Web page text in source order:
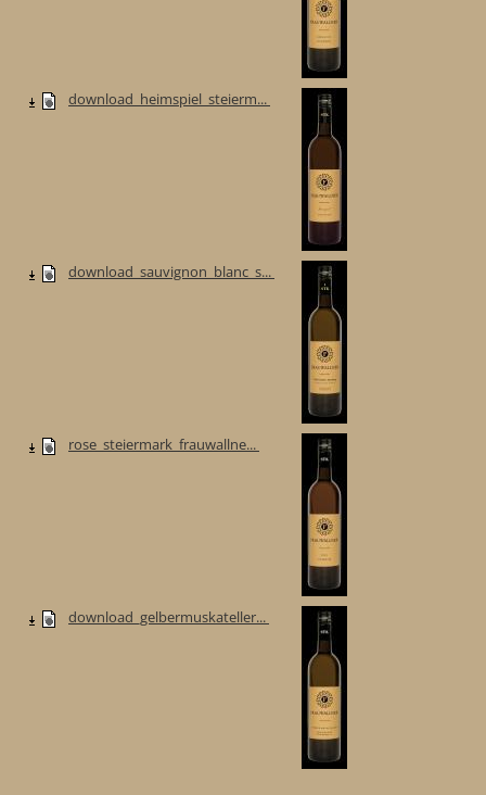
download_heimspiel_steierm...
download_sauvignon_blanc_s...
rose_steiermark_frauwallne...
download_gelbermuskateller...